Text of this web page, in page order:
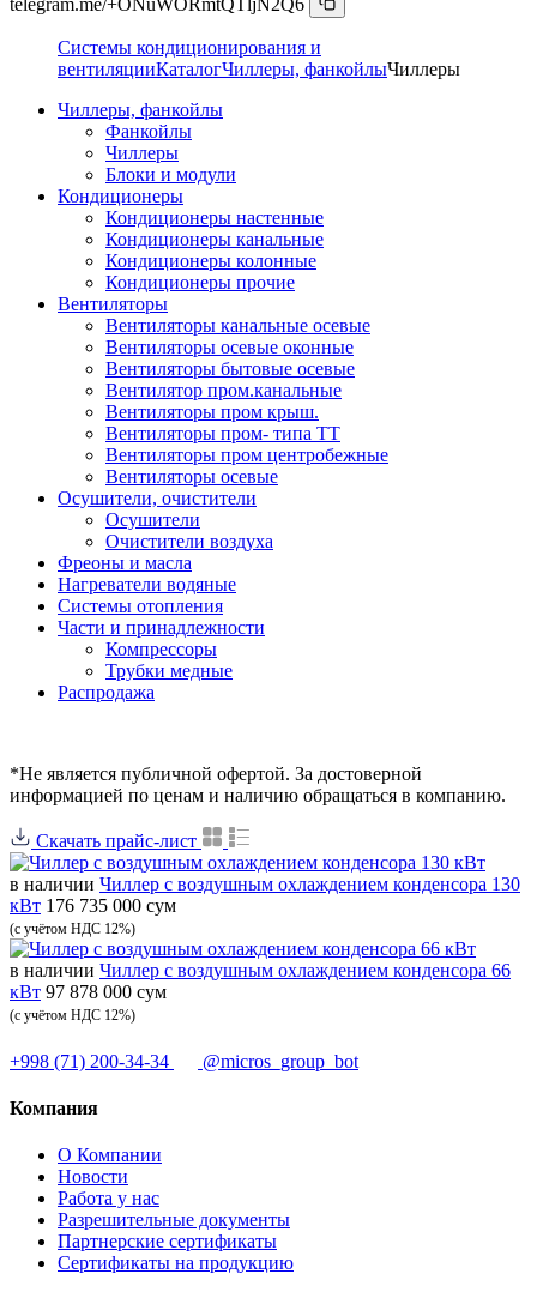
Системы кондиционирования и
вентиляцииКаталогЧиллеры, фанкойлыЧиллеры
Чиллеры, фанкойлы
Фанкойлы
Чиллеры
Блоки и модули
Кондиционеры
Кондиционеры настенные
Кондиционеры канальные
Кондиционеры колонные
Кондиционеры прочие
Вентиляторы
Вентиляторы канальные осевые
Вентиляторы осевые оконные
Вентиляторы бытовые осевые
Вентилятор пром.канальные
Вентиляторы пром крыш.
Вентиляторы пром- типа ТТ
Вентиляторы пром центробежные
Вентиляторы осевые
Осушители, очистители
Осушители
Очистители воздуха
Фреоны и масла
Нагреватели водяные
Системы отопления
Части и принадлежности
Компрессоры
Трубки медные
Раcпродажа
*Не является публичной офертой. За достоверной
информацией по ценам и наличию обращаться в компанию.
Скачать прайс-лист
в наличии Чиллер с воздушным охлаждением конденсора 130
кВт 176 735 000 сум
(с учётом НДС 12%)
в наличии Чиллер с воздушным охлаждением конденсора 66
кВт 97 878 000 сум
(с учётом НДС 12%)
+998 (71) 200-34-34 @micros_group_bot
Компания
О Компании
Новости
Работа у нас
Разрешительные документы
Партнерские сертификаты
Сертификаты на продукцию